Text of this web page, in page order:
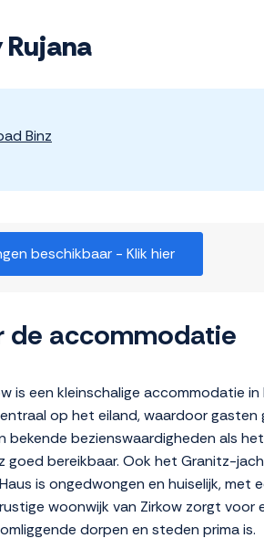
Rujana
Binz
beschikbaar - Klik hier
de accommodatie
is een kleinschalige accommodatie
op het eiland, waardoor
bekende bezienswaardigheden als
goed bereikbaar. Ook het Granitz-
is ongedwongen en huiselijk,
woonwijk van Zirkow zorgt
dorpen en steden prima is.